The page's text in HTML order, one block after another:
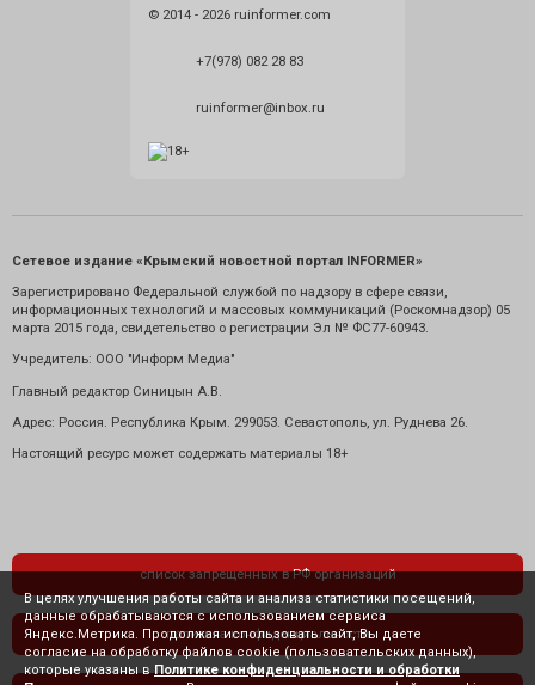
© 2014 - 2026 ruinformer.com
+7(978) 082 28 83
ruinformer@inbox.ru
Сетевое издание «Крымский новостной портал INFORMER»
Зарегистрировано Федеральной службой по надзору в сфере связи,
информационных технологий и массовых коммуникаций (Роскомнадзор) 05
марта 2015 года, свидетельство о регистрации Эл № ФС77-60943.
Учредитель: ООО "Информ Медиа"
Главный редактор Синицын А.В.
Адрес: Россия. Республика Крым. 299053. Севастополь, ул. Руднева 26.
Настоящий ресурс может содержать материалы 18+
список запрещенных в РФ организаций
политика конфиденциальности
В целях улучшения работы сайта и анализа статистики посещений,
данные обрабатываются с использованием сервиса
Яндекс.Метрика. Продолжая использовать сайт, Вы даете
согласие на обработку файлов cookie (пользовательских данных),
которые указаны в Политике конфиденциальности и обработки